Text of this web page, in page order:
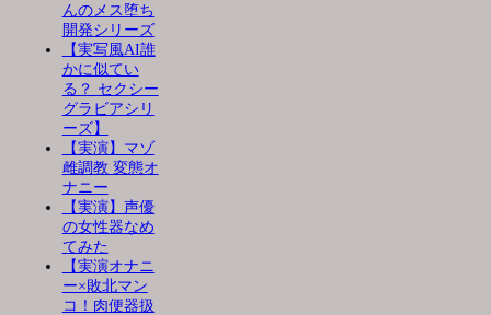
んのメス堕ち
開発シリーズ
【実写風AI誰
かに似てい
る？ セクシー
グラビアシリ
ーズ】
【実演】マゾ
雌調教 変態オ
ナニー
【実演】声優
の女性器なめ
てみた
【実演オナニ
ー×敗北マン
コ！肉便器扱